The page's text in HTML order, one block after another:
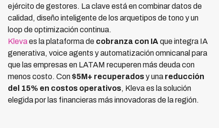
ejército de gestores. La clave está en combinar datos de
calidad, diseño inteligente de los arquetipos de tono y un
loop de optimización continua.
Klevaes la plataforma de cobranza con IA que integra IA
generativa, voice agents y automatización omnicanal para
que las empresas en LATAM recuperen más deuda con
menos costo. Con$5M+ recuperadosy una reducción
del 15% en costos operativos, Kleva es la solución
elegida por las financieras más innovadoras de la región.